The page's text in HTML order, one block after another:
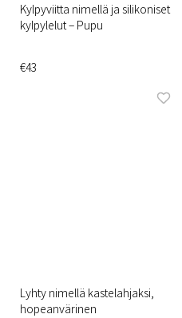
Kylpyviitta nimellä ja silikoniset
kylpylelut – Pupu
€43
Lyhty nimellä kastelahjaksi,
hopeanvärinen